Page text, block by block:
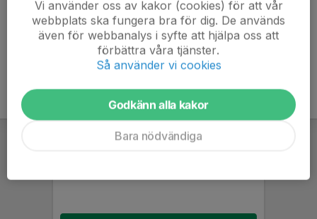
Kommentarer
Vi använder oss av kakor (cookies) för att vår
webbplats ska fungera bra för dig. De används
även för webbanalys i syfte att hjälpa oss att
förbättra våra tjänster.
Så använder vi cookies
Godkänn alla kakor
Bara nödvändiga